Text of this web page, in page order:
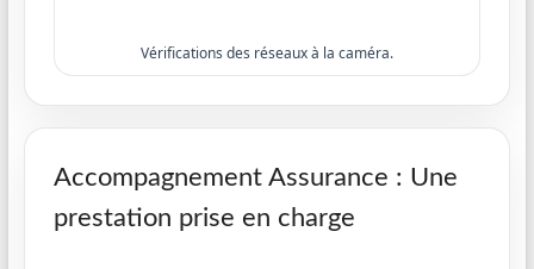
Vérifications des réseaux à la caméra.
Accompagnement Assurance : Une
prestation prise en charge